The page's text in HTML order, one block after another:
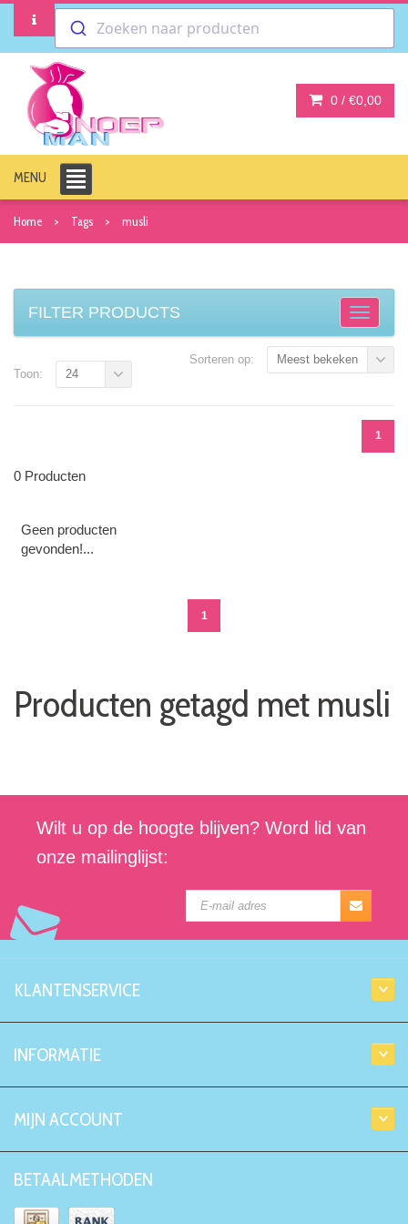
Zoeken naar producten
0 / €0,00
MENU
Home Tags musli
FILTER PRODUCTS
Sorteren op: Meest bekeken
1
Toon: 24
0 Producten
Geen producten
gevonden!...
1
Producten getagd met musli
Wilt u op de hoogte blijven? Word lid van
onze mailinglijst:
KLANTENSERVICE
INFORMATIE
MIJN ACCOUNT
BETAALMETHODEN